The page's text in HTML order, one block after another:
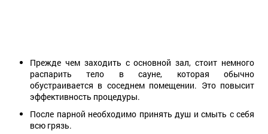
Прежде чем заходить с основной зал, стоит немного
распарить тело в сауне, которая обычно
обустраивается в соседнем помещении. Это повысит
эффективность процедуры.
После парной необходимо принять душ и смыть с себя
всю грязь.